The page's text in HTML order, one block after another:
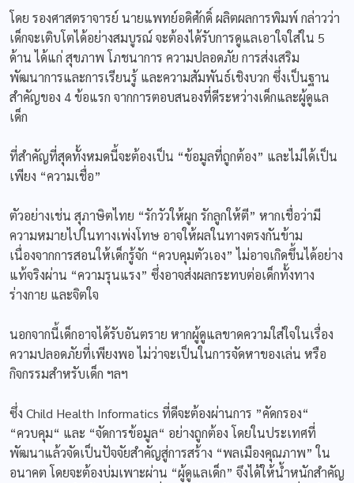
โดย รองศาสตราจารย์ นายแพทย์อดิศักดิ์ ผลิตผลการพิมพ์ กล่าวว่า
เด็กจะเติบโตได้อย่างสมบูรณ์ จะต้องได้รับการดูแลเอาใจใส่ใน 5
ด้าน ได้แก่ สุขภาพ โภชนาการ ความปลอดภัย การส่งเสริม
พัฒนาการและการเรียนรู้ และความสัมพันธ์เชิงบวก ซึ่งเป็นฐาน
สำคัญของ 4 ข้อแรก จากการตอบสนองที่ดีระหว่างเด็กและผู้ดูแล
เด็ก
ที่สำคัญที่สุดทั้งหมดนี้จะต้องเป็น “ข้อมูลที่ถูกต้อง” และไม่ได้เป็น
เพียง “ความเชื่อ”
ตัวอย่างเช่น สุภาษิตไทย “รักวัวให้ผูก รักลูกให้ตี” หากเชื่อว่ามี
ความหมายไปในทางเพ่งโทษ อาจให้ผลในทางตรงกันข้าม
เนื่องจากการสอนให้เด็กรู้จัก “ควบคุมตัวเอง” ไม่อาจเกิดขึ้นได้อย่าง
แท้จริงผ่าน “ความรุนแรง” ซึ่งอาจส่งผลกระทบต่อเด็กทั้งทาง
ร่างกาย และจิตใจ
นอกจากนี้เด็กอาจได้รับอันตราย หากผู้ดูแลขาดความใส่ใจในเรื่อง
ความปลอดภัยที่เพียงพอ ไม่ว่าจะเป็นในการจัดหาของเล่น หรือ
กิจกรรมสำหรับเด็ก ฯลฯ
ซึ่ง Child Health Informatics ที่ดีจะต้องผ่านการ ”คัดกรอง“
“ควบคุม“ และ “จัดการข้อมูล“ อย่างถูกต้อง โดยในประเทศที่
พัฒนาแล้วจัดเป็นปัจจัยสำคัญสู่การสร้าง “พลเมืองคุณภาพ” ใน
อนาคต โดยจะต้องบ่มเพาะผ่าน “ผู้ดูแลเด็ก” จึงได้ให้น้ำหนักสำคัญ